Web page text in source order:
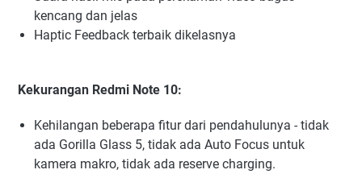
kencang dan jelas
Haptic Feedback terbaik dikelasnya
Kekurangan Redmi Note 10:
Kehilangan beberapa fitur dari pendahulunya - tidak
ada Gorilla Glass 5, tidak ada Auto Focus untuk
kamera makro, tidak ada reserve charging.